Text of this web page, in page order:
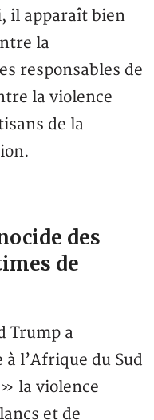
il apparaît bien
la
responsables de
la violence
de la
des
de
Trump a
l’Afrique du Sud
la violence
et de